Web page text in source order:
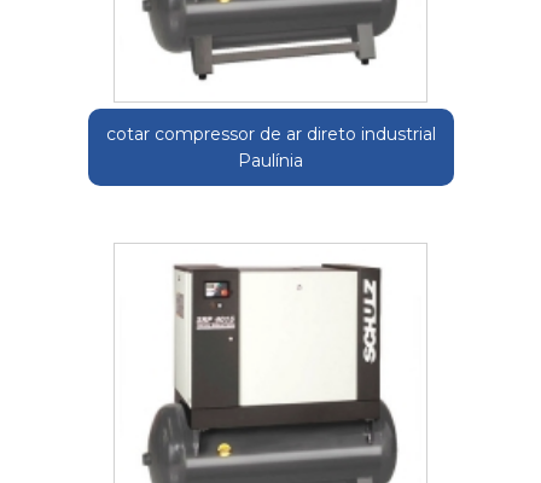
cotar compressor de ar direto industrial
Paulínia